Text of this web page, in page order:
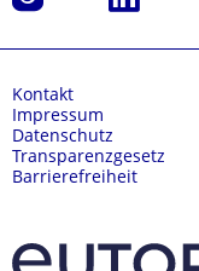
Kontakt
Impressum
Datenschutz
Transparenzgesetz
Barrierefreiheit